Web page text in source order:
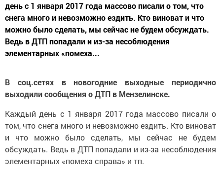
день с 1 января 2017 года массово писали о том, что
снега много и невозможно ездить. Кто виноват и что
можно было сделать, мы сейчас не будем обсуждать.
Ведь в ДТП попадали и из-за несоблюдения
элементарных «помеха...
В соц.сетях в новогодние выходные периодично
выходили сообщения о ДТП в Мензелинске.
Каждый день с 1 января 2017 года массово писали о
том, что снега много и невозможно ездить. Кто виноват
и что можно было сделать, мы сейчас не будем
обсуждать. Ведь в ДТП попадали и из-за несоблюдения
элементарных «помеха справа» и тп.